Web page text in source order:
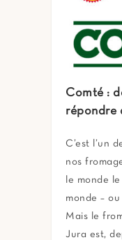
Comté :
répondre
C’est l’un
nos
le monde
monde – ou
Mais le
Jura est,